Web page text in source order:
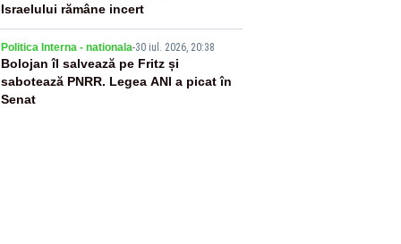
Israelului rămâne incert
Politica Interna - nationala-30 iul. 2026, 20:38
Bolojan îl salvează pe Fritz și
sabotează PNRR. Legea ANI a picat în
Senat